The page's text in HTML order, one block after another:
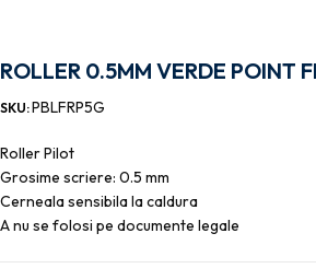
ROLLER 0.5MM VERDE POINT
SKU:PBLFRP5G
Roller Pilot
Grosime scriere: 0.5 mm
Cerneala sensibila la caldura
A nu se folosi pe documente legale